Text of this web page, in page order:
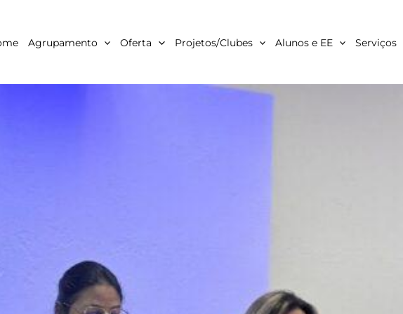
Agrupamento Oferta Projetos/Clubes Alunos e EE Serviços